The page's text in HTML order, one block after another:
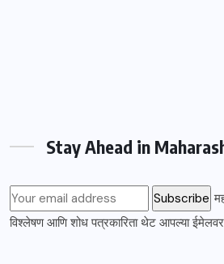
Stay Ahead in
विश्लेषण आणि शोध पत्रकारिता थेट आपल्या